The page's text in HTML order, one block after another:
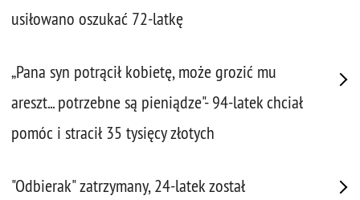
usiłowano oszukać 72-latkę
„Pana syn potrącił kobietę, może grozić mu
areszt... potrzebne są pieniądze"- 94-latek chciał
pomóc i stracił 35 tysięcy złotych
"Odbierak" zatrzymany, 24-latek został